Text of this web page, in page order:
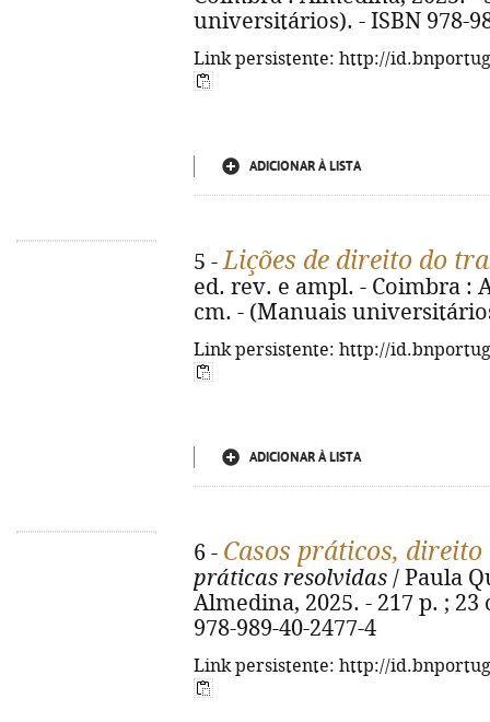
universitários). - ISBN 978-
Link persistente: http://
ADICIONAR À LISTA
5 -Lições de direito do
ed. rev. e ampl. - Coimbra :
cm. - (Manuais
Link persistente: http://
ADICIONAR À LISTA
6 - Casos práticos,
práticas resolvidas / Paula
Almedina, 2025. - 217 p. ; 23
978-989-40-2477-4
Link persistente: http://